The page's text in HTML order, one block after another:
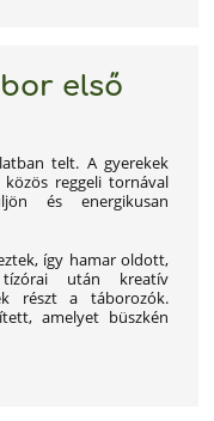
első
telt. A gyerekek
reggeli tornával
és energikusan
így hamar oldott,
után kreatív
részt a táborozók.
amelyet büszkén